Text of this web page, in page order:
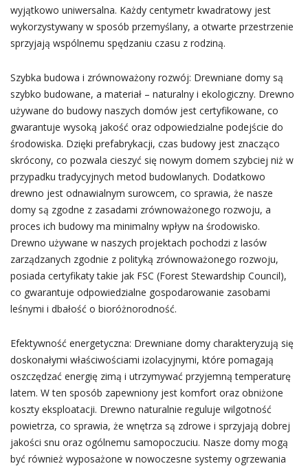
wyjątkowo uniwersalna. Każdy centymetr kwadratowy jest
wykorzystywany w sposób przemyślany, a otwarte przestrzenie
sprzyjają wspólnemu spędzaniu czasu z rodziną.
Szybka budowa i zrównoważony rozwój: Drewniane domy są
szybko budowane, a materiał – naturalny i ekologiczny. Drewno
używane do budowy naszych domów jest certyfikowane, co
gwarantuje wysoką jakość oraz odpowiedzialne podejście do
środowiska. Dzięki prefabrykacji, czas budowy jest znacząco
skrócony, co pozwala cieszyć się nowym domem szybciej niż w
przypadku tradycyjnych metod budowlanych. Dodatkowo
drewno jest odnawialnym surowcem, co sprawia, że nasze
domy są zgodne z zasadami zrównoważonego rozwoju, a
proces ich budowy ma minimalny wpływ na środowisko.
Drewno używane w naszych projektach pochodzi z lasów
zarządzanych zgodnie z polityką zrównoważonego rozwoju,
posiada certyfikaty takie jak FSC (Forest Stewardship Council),
co gwarantuje odpowiedzialne gospodarowanie zasobami
leśnymi i dbałość o bioróżnorodność.
Efektywność energetyczna: Drewniane domy charakteryzują się
doskonałymi właściwościami izolacyjnymi, które pomagają
oszczędzać energię zimą i utrzymywać przyjemną temperaturę
latem. W ten sposób zapewniony jest komfort oraz obniżone
koszty eksploatacji. Drewno naturalnie reguluje wilgotność
powietrza, co sprawia, że wnętrza są zdrowe i sprzyjają dobrej
jakości snu oraz ogólnemu samopoczuciu. Nasze domy mogą
być również wyposażone w nowoczesne systemy ogrzewania